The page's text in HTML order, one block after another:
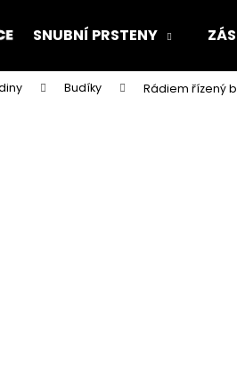
SNUBNÍ PRSTENY
Budíky Rádiem řízený
Co